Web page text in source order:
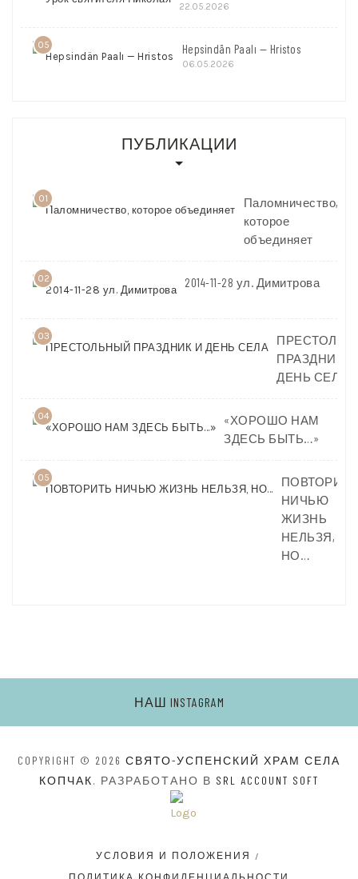
22.05.2026
05 Hepsindän Paalı — Hristos
06.05.2026
ПУБЛИКАЦИИ
01
Паломничество,
которое
объединяет
02 2014-11-28 ул. Димитрова
03
ПРАЗДНИК И
ДЕНЬ СЕЛА
04
«ХОРОШО НАМ
ЗДЕСЬ БЫТЬ…»
05
ПОВТОРИТЬ
НИЧЬЮ
ЖИЗНЬ
НЕЛЬЗЯ,
НО…
НАШ INSTAGRAM
COPYRIGHT © 2026 СВЯТО-УСПЕНСКИЙ ХРАМ СЕЛА
КОПЧАК. РАЗРАБОТАНО В SRL ACCOUNT SOFT
УСЛОВИЯ И ПОЛОЖЕНИЯ